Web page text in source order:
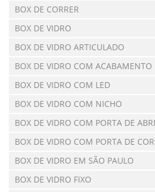
BOX DE CORRER
BOX DE VIDRO
BOX DE VIDRO ARTICULADO
BOX DE VIDRO COM ACABAMENTO
BOX DE VIDRO COM LED
BOX DE VIDRO COM NICHO
BOX DE VIDRO COM PORTA DE
BOX DE VIDRO COM PORTA DE
BOX DE VIDRO EM SÃO PAULO
BOX DE VIDRO FIXO